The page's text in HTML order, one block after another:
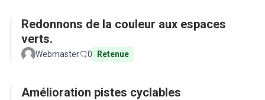
Redonnons de la couleur aux espaces
verts.
Webmaster 0 Retenue
Amélioration pistes cyclables